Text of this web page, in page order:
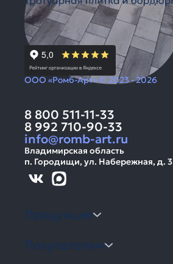
ООО «Ромб-Арт» © 2023 - 2026
8 800 511-11-33
8 992 710-90-33
info@romb-art.ru
Владимирская область
п. Городищи, ул. Набережная, д. 3
Продукция
Покупателям